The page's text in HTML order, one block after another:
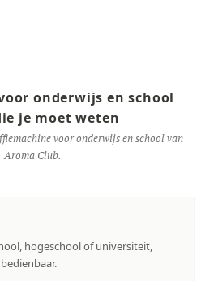
onderwijs en school
je moet weten
voor onderwijs en school van
Aroma Club.
hogeschool of universiteit,